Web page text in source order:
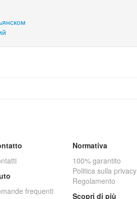
frequenti
Normativa
100% garantito
Politica sulla privacy
Regolamento
Scopri di più